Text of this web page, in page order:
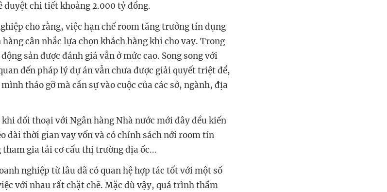
duyệt chi tiết khoảng 2.000 tỷ đồng.
cho rằng, việc hạn chế room tăng trưởng tín dụng
cân nhắc lựa chọn khách hàng khi cho vay. Trong
sản được đánh giá vẫn ở mức cao. Song song với
đến pháp lý dự án vẫn chưa được giải quyết triệt để,
tháo gỡ mà cần sự vào cuộc của các sở, ngành, địa
đối thoại với Ngân hàng Nhà nước mới đây đều kiến
dài thời gian vay vốn và có chính sách nới room tín
tham gia tái cơ cấu thị trường địa ốc...
nghiệp từ lâu đã có quan hệ hợp tác tốt với một số
với nhau rất chặt chẽ. Mặc dù vậy, quá trình thẩm